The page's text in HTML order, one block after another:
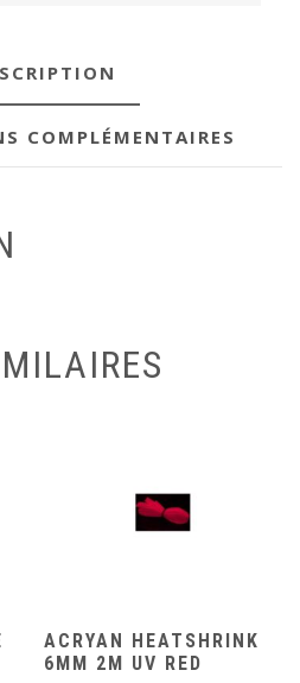
COMPLÉMENTAIRES
ACRYAN HEATSHRINK
6MM 2M UV RED